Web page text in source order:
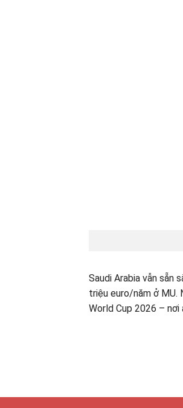
Saudi Arabia vẫn sẵn
triệu euro/năm ở MU.
World Cup 2026 –